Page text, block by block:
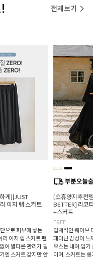
전체보기
게][JUST
이지 랩 스커트
으로 피부에 닿는
리 이지 랩 스커트 팬
어 별다른 관리가 필
엔 스커트 같지만 안
[⛱️휴양지추천
BETTER] 리코
+스커트
FREE
입체적인 웨이브
페미닌 감성이 느
우스는 내어 입기
이며, 스커트는